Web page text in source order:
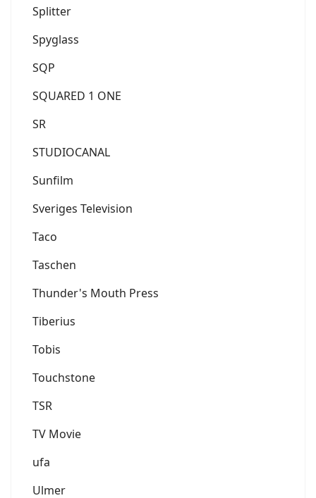
Splitter
Spyglass
SQP
SQUARED 1 ONE
SR
STUDIOCANAL
Sunfilm
Sveriges Television
Taco
Taschen
Thunder's Mouth Press
Tiberius
Tobis
Touchstone
TSR
TV Movie
ufa
Ulmer